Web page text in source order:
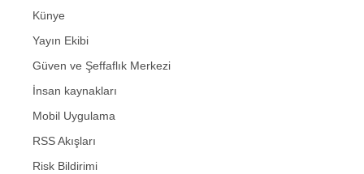
Künye
Yayın Ekibi
Güven ve Şeffaflık Merkezi
İnsan kaynakları
Mobil Uygulama
RSS Akışları
Risk Bildirimi